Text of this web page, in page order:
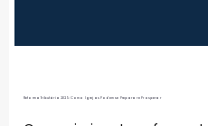
Reforma Tributária 2025: Como Igrejas Podem se Preparar e Prosperar